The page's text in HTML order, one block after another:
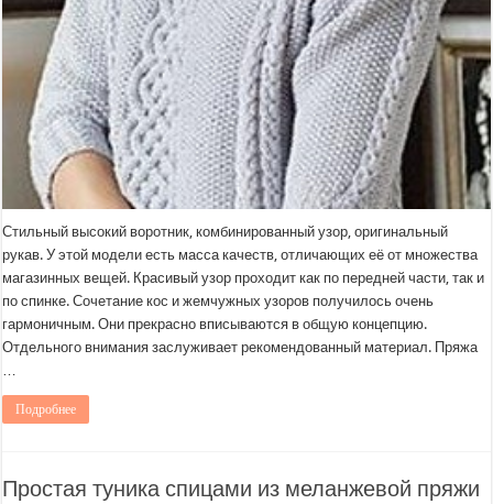
Стильный высокий воротник, комбинированный узор, оригинальный
рукав. У этой модели есть масса качеств, отличающих её от множества
магазинных вещей. Красивый узор проходит как по передней части, так и
по спинке. Сочетание кос и жемчужных узоров получилось очень
гармоничным. Они прекрасно вписываются в общую концепцию.
Отдельного внимания заслуживает рекомендованный материал. Пряжа
…
Подробнее
Простая туника спицами из меланжевой пряжи